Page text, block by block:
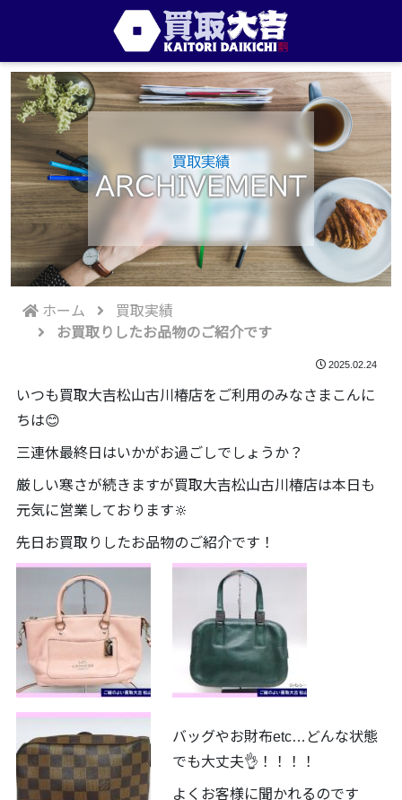
買取実績
ARCHIVEMENT
ホーム
買取実績
お買取りしたお品物のご紹介です
2025.02.24
いつも買取大吉松山古川椿店をご利用のみなさまこんに
ちは😊
三連休最終日はいかがお過ごしでしょうか？
厳しい寒さが続きますが買取大吉松山古川椿店は本日も
元気に営業しております🔆
先日お買取りしたお品物のご紹介です！
バッグやお財布etc…どんな状態
でも大丈夫👌！！！！
よくお客様に聞かれるのです